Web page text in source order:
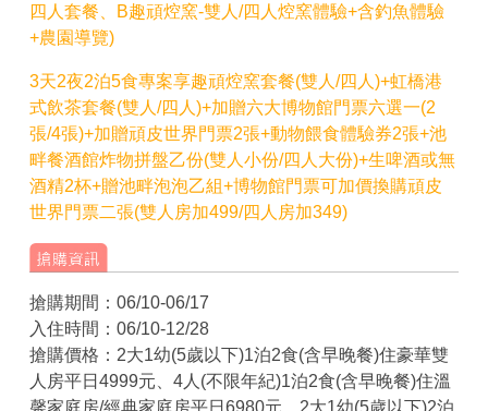
四人套餐、B趣頑焢窯-雙人/四人焢窯體驗+含釣魚體驗
+農園導覽)
3天2夜2泊5食專案享趣頑焢窯套餐(雙人/四人)+虹橋港
式飲茶套餐(雙人/四人)+加贈六大博物館門票六選一(2
張/4張)+加贈頑皮世界門票2張+動物餵食體驗券2張+池
畔餐酒館炸物拼盤乙份(雙人小份/四人大份)+生啤酒或無
酒精2杯+贈池畔泡泡乙組+博物館門票可加價換購頑皮
世界門票二張(雙人房加499/四人房加349)
搶購期間：06/10-06/17
入住時間：06/10-12/28
搶購價格：2大1幼(5歲以下)1泊2食(含早晚餐)住豪華雙
人房平日4999元、4人(不限年紀)1泊2食(含早晚餐)住溫
馨家庭房/經典家庭房平日6980元、2大1幼(5歲以下)2泊